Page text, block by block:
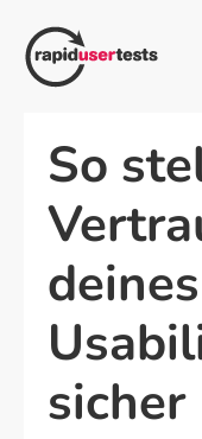
Inhalt
springen
So
sicher